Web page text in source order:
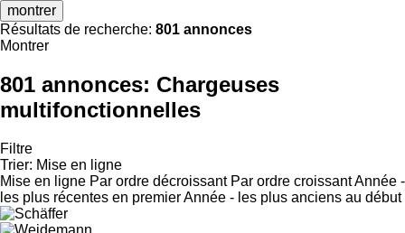
montrer
Résultats de recherche: 801 annonces
Montrer
801 annonces: Chargeuses
multifonctionnelles
Filtre
Trier: Mise en ligne
Mise en ligne Par ordre décroissant Par ordre croissantAnnée -
les plus récentes en premierAnnée - les plus anciens au début